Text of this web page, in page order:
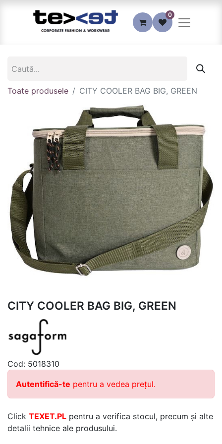
0
Toate produsele CITY COOLER BAG BIG, GREEN
CITY COOLER BAG BIG, GREEN
Cod: 5018310
Autentifică-te pentru a vedea prețul.
Click TEXET.PL pentru a verifica stocul, precum și alte
detalii tehnice ale produsului.